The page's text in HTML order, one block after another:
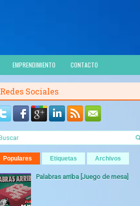
EMPRENDIMIENTO CONTACTO
Redes Sociales
Populares Etiquetas Archivos
Palabras arriba [Juego de mesa]